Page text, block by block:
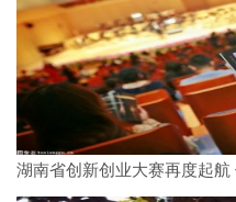
湖南省创新创业大赛再度起航